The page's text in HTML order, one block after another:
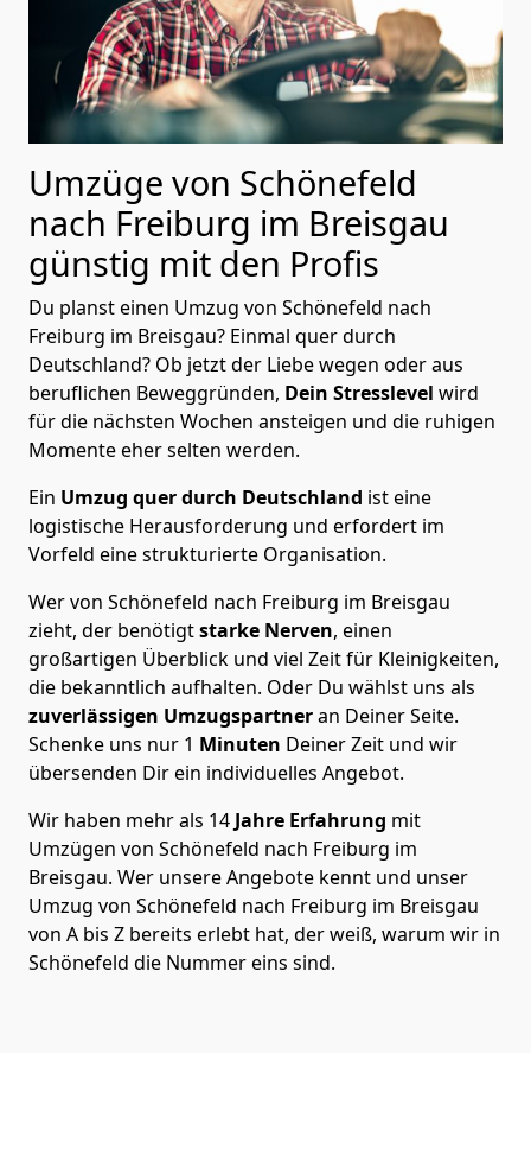
Umzüge von Schönefeld
nach Freiburg im Breisgau
günstig mit den Profis
Du planst einen Umzug von Schönefeld nach
Freiburg im Breisgau? Einmal quer durch
Deutschland? Ob jetzt der Liebe wegen oder aus
beruflichen Beweggründen, Dein Stresslevel wird
für die nächsten Wochen ansteigen und die ruhigen
Momente eher selten werden.
Ein Umzug quer durch Deutschland ist eine
logistische Herausforderung und erfordert im
Vorfeld eine strukturierte Organisation.
Wer von Schönefeld nach Freiburg im Breisgau
zieht, der benötigtstarke Nerven, einen
großartigen Überblick und viel Zeit für Kleinigkeiten,
die bekanntlich aufhalten. Oder Du wählst uns als
zuverlässigen Umzugspartneran Deiner Seite.
Schenke uns nur 1 Minuten Deiner Zeit und wir
übersenden Dir ein individuelles Angebot.
Wir haben mehr als 14 Jahre Erfahrung mit
Umzügen von Schönefeld nach Freiburg im
Breisgau. Wer unsere Angebote kennt und unser
Umzug von Schönefeld nach Freiburg im Breisgau
von A bis Z bereits erlebt hat, der weiß, warum wir in
Schönefeld die Nummer eins sind.